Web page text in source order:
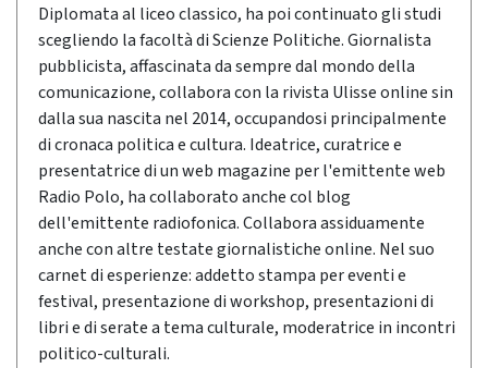
Diplomata al liceo classico, ha poi continuato gli studi
scegliendo la facoltà di Scienze Politiche. Giornalista
pubblicista, affascinata da sempre dal mondo della
comunicazione, collabora con la rivista Ulisse online sin
dalla sua nascita nel 2014, occupandosi principalmente
di cronaca politica e cultura. Ideatrice, curatrice e
presentatrice di un web magazine per l'emittente web
Radio Polo, ha collaborato anche col blog
dell'emittente radiofonica. Collabora assiduamente
anche con altre testate giornalistiche online. Nel suo
carnet di esperienze: addetto stampa per eventi e
festival, presentazione di workshop, presentazioni di
libri e di serate a tema culturale, moderatrice in incontri
politico-culturali.